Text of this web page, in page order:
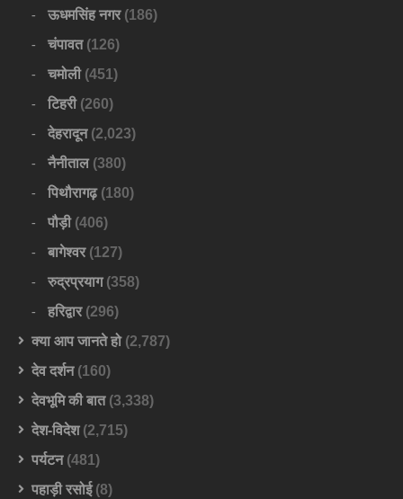
ऊधमसिंह नगर(186)
चंपावत(126)
चमोली(451)
टिहरी(260)
देहरादून(2,023)
नैनीताल(380)
पिथौरागढ़(180)
पौड़ी(406)
बागेश्वर(127)
रुद्रप्रयाग(358)
हरिद्वार(296)
क्या आप जानते हो(2,787)
देव दर्शन(160)
देवभूमि की बात(3,338)
देश-विदेश(2,715)
पर्यटन(481)
पहाड़ी रसोई(8)